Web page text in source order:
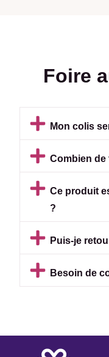
Foire
Mon colis
Combien de
Ce produit
?
Puis-je
Besoin de